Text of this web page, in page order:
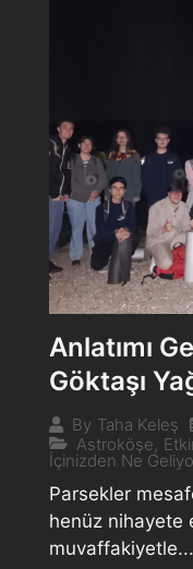
Anlatımı
Göktaşı
By Taha Keleş
Astroköşe
İçinizden Ne
Parsekler
henüz nihayete
muvaffakiyetle...